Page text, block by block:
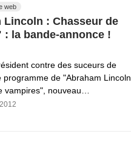
web
Lincoln : Chasseur de
: la bande-annonce !
contre des suceurs de
programme de "Abraham Lincoln
vampires", nouveau…